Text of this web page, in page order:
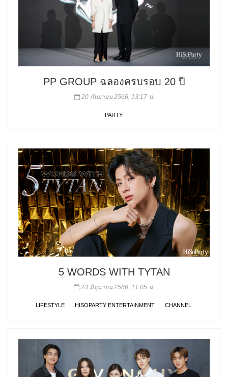
PP GROUP ฉลองครบรอบ 20 ปี
20 กันยายน 2566, 13:17 น.
PARTY
5 WORDS WITH TYTAN
23 มิถุนายน 2566, 11:05 น.
LIFESTYLE HISOPARTY ENTERTAINMENT CHANNEL